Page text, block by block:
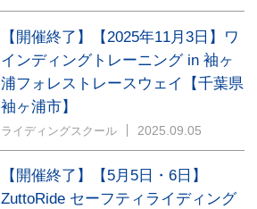
【開催終了】【2025年11月3日】ワ
インディングトレーニング in 袖ヶ
浦フォレストレースウェイ【千葉県
袖ヶ浦市】
ライディングスクール 2025.09.05
【開催終了】【5月5日・6日】
ZuttoRide セーフティライディング